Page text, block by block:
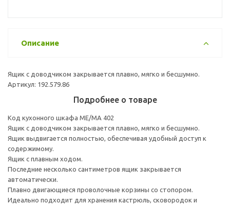
Описание
Ящик с доводчиком закрывается плавно, мягко и бесшумно.
Артикул: 192.579.86
Подробнее о товаре
Код кухонного шкафа ME/MA 402
Ящик с доводчиком закрывается плавно, мягко и бесшумно.
Ящик выдвигается полностью, обеспечивая удобный доступ к
содержимому.
Ящик с плавным ходом.
Последние несколько сантиметров ящик закрывается
автоматически.
Плавно двигающиеся проволочные корзины со стопором.
Идеально подходит для хранения кастрюль, сковородок и